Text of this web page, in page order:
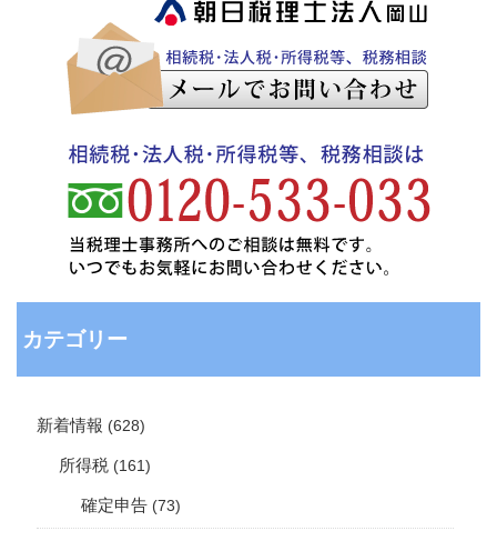
カテゴリー
新着情報 (628)
所得税 (161)
確定申告 (73)